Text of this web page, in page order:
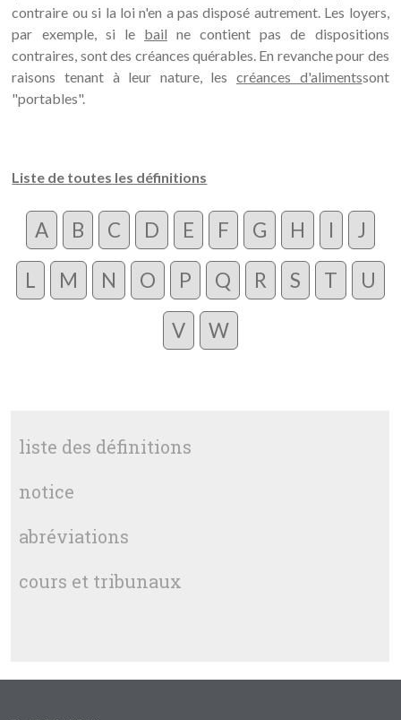
contraire ou si la loi n'en a pas disposé autrement. Les loyers,
par exemple, si le bail ne contient pas de dispositions
contraires, sont des créances quérables. En revanche pour des
raisons tenant à leur nature, les créances d'alimentssont
"portables".
Liste de toutes les définitions
A B C D E F G H I J
L M N O P Q R S T U
V W
liste des définitions
notice
abréviations
cours et tribunaux